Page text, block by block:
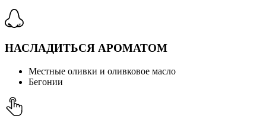
НАСЛАДИТЬСЯ АРОМАТОМ
Местные оливки и оливковое масло
Бегонии